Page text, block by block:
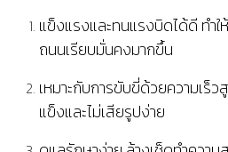
แข็งแรงและทนแรงบิดได้ดี ทำใ
ถนนเรียบมั่นคงมากขึ้น
เหมาะกับการขับขี่ด้วยความเร็ว
แข็งและไม่เสียรูปง่าย